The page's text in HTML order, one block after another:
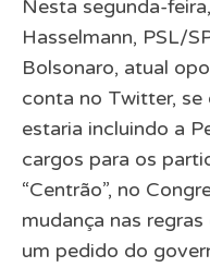
Nesta segunda-
Hasselmann, PSL/
Bolsonaro, atual
conta no Twitter, se
estaria incluindo a
cargos para os
“Centrão”, no
mudança nas
um pedido do